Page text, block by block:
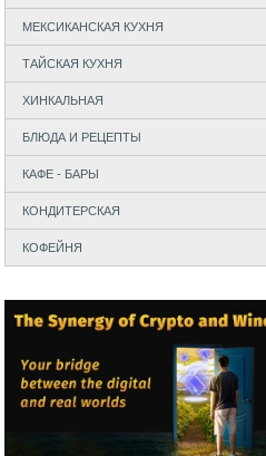
МЕКСИКАНСКАЯ КУХНЯ
ТАЙСКАЯ КУХНЯ
ХИНКАЛЬНАЯ
БЛЮДА И РЕЦЕПТЫ
КАФЕ - БАРЫ
КОНДИТЕРСКАЯ
КОФЕЙНЯ